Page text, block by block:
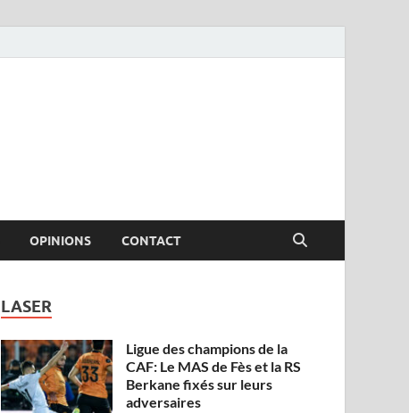
OPINIONS CONTACT
LASER
Ligue des champions de la
CAF: Le MAS de Fès et la RS
Berkane fixés sur leurs
adversaires